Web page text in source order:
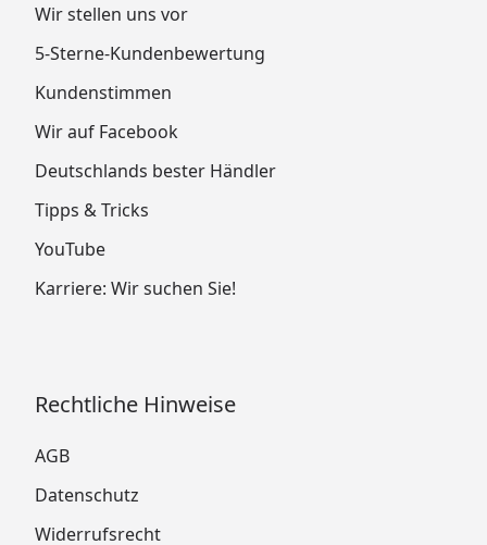
Wir stellen uns vor
5-Sterne-Kundenbewertung
Kundenstimmen
Wir auf Facebook
Deutschlands bester Händler
Tipps & Tricks
YouTube
Karriere: Wir suchen Sie!
Rechtliche Hinweise
AGB
Datenschutz
Widerrufsrecht